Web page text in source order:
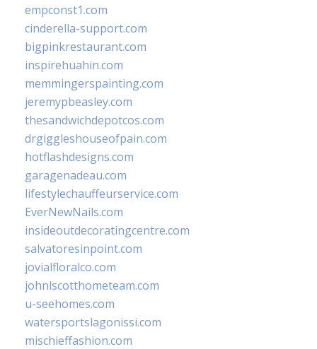
empconst1.com
cinderella-support.com
bigpinkrestaurant.com
inspirehuahin.com
memmingerspainting.com
jeremypbeasley.com
thesandwichdepotcos.com
drgiggleshouseofpain.com
hotflashdesigns.com
garagenadeau.com
lifestylechauffeurservice.com
EverNewNails.com
insideoutdecoratingcentre.com
salvatoresinpoint.com
jovialfloralco.com
johnlscotthometeam.com
u-seehomes.com
watersportslagonissi.com
mischieffashion.com